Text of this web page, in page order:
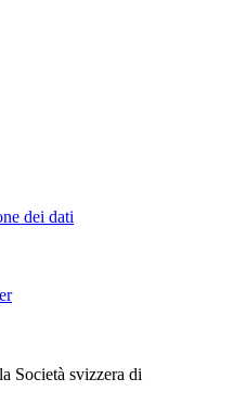
dei dati
Società svizzera di